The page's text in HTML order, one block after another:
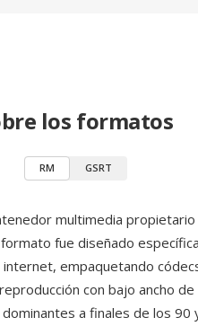
los formatos
RM GSRT
multimedia
fue diseñado
empaquetando
con bajo ancho
a finales de los 90